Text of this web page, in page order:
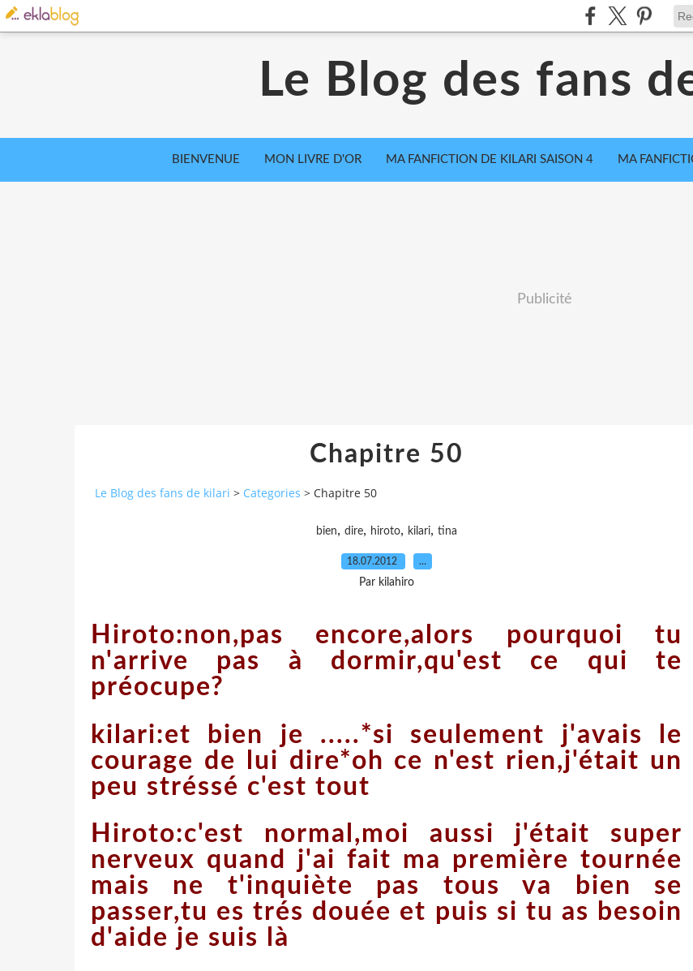
Le Blog des fans
BIENVENUE MON LIVRE D'OR MA FANFICTION DE KILARI SAISON 4 MA
Publicité
Chapitre 50
Le Blog des fans de kilari > Categories > Chapitre 50
bien, dire, hiroto, kilari, tina
18.07.2012 …
Par kilahiro
Hiroto:non,pas encore,alors pourquoi tu
n'arrive pas à dormir,qu'est ce qui te
préocupe?
kilari:et bien je .....*si seulement j'avais le
courage de lui dire*oh ce n'est rien,j'était un
peu stréssé c'est tout
Hiroto:c'est normal,moi aussi j'était super
nerveux quand j'ai fait ma première tournée
mais ne t'inquiète pas tous va bien se
passer,tu es trés douée et puis si tu as besoin
d'aide je suis là